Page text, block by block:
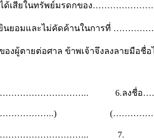
ได้เสียในทรัพย์มรดกของ
มยินยอมและไม่คัดค้านในการที่
องผู้ตายต่อศาล ข้าพเจ้าจึงลงลายมือชื่
6.ลงชื่
7.